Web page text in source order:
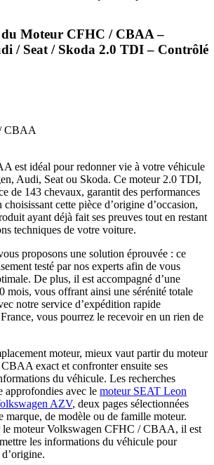
du Moteur CFHC / CBAA –
/ Seat / Skoda 2.0 TDI – Contrôlé
CBAA
est idéal pour redonner vie à votre véhicule
Audi, Seat ou Skoda. Ce moteur 2.0 TDI,
de 143 chevaux, garantit des performances
cette pièce d’origine d’occasion,
ayant déjà fait ses preuves tout en restant
techniques de votre voiture.
proposons une solution éprouvée : ce
testé par nos experts afin de vous
De plus, il est accompagné d’une
mois, vous offrant ainsi une sérénité totale
notre service d’expédition rapide
vous pourrez le recevoir en un rien de
moteur, mieux vaut partir du moteur
exact et confronter ensuite ses
du véhicule. Les recherches
approfondies avec le moteur SEAT Leon
AZV, deux pages sélectionnées
marque, de modèle ou de famille moteur.
le moteur Volkswagen CFHC / CBAA, il est
les informations du véhicule pour